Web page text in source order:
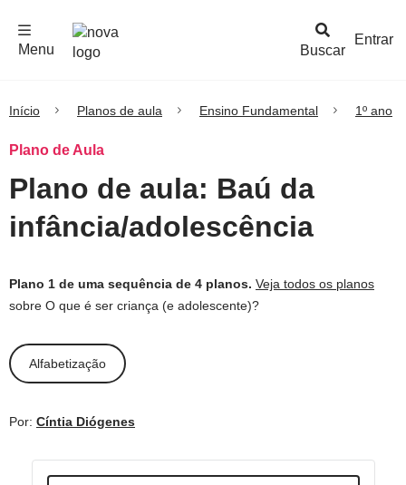
Buscar
Menu
Entrar
Início Planos de aula Ensino Fundamental 1º ano
Plano de Aula
Plano de aula: Baú da
infância/adolescência
Plano 1 de uma sequência de 4 planos. Veja todos os planos
sobre O que é ser criança (e adolescente)?
Alfabetização
Por: Cíntia Diógenes